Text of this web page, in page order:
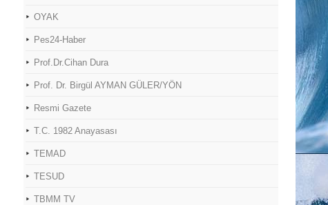
OYAK
Pes24-Haber
Prof.Dr.Cihan Dura
Prof. Dr. Birgül AYMAN GÜLER/YÖN
Resmi Gazete
T.C. 1982 Anayasası
TEMAD
TESUD
TBMM TV